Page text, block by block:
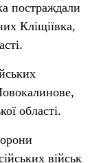
постраждали
Кліщіївка,
області.
військ